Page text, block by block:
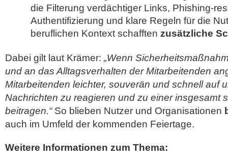
die Filterung verdächtiger Links, Phishing-
Authentifizierung und klare Regeln für die
beruflichen Kontext schafften zusätzliche
Dabei gilt laut Krämer: „Wenn
und an das Alltagsverhalten der Mitarbeitenden
Mitarbeitenden leichter, souverän und schnell auf
Nachrichten zu reagieren und zu einer insgesamt
beitragen.“So blieben Nutzer und Organisationen
auch im Umfeld der kommenden Feiertage.
Weitere Informationen zum Thema: